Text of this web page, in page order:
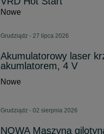
Nowe
Grudziądz - 27 lipca 2026
Akumulatorowy laser
akumlatorem, 4 V
Nowe
Grudziądz - 02 sierpnia 2026
NOWA Maszyna